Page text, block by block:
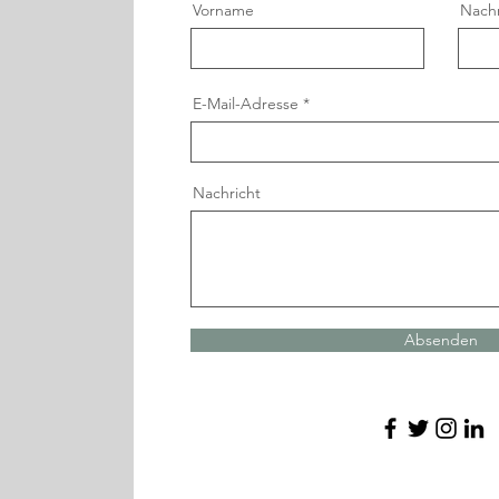
Vorname
E-Mail-Adresse
Nachricht
Absenden